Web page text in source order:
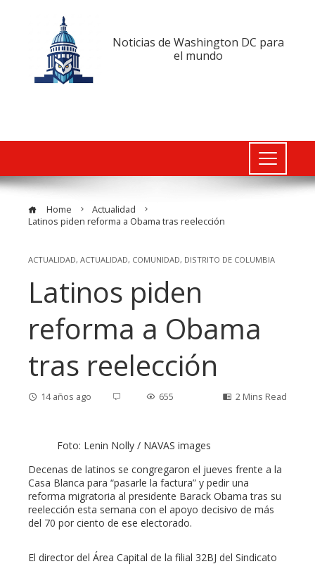
Noticias de Washington DC para
el mundo
Home
Actualidad
Latinos piden reforma a Obama tras reelección
ACTUALIDAD, ACTUALIDAD, COMUNIDAD, DISTRITO DE COLUMBIA
Latinos piden
reforma a Obama
tras reelección
14 años ago 655 2 Mins Read
Foto: Lenin Nolly / NAVAS images
Decenas de latinos se congregaron el jueves frente a la
Casa Blanca para “pasarle la factura” y pedir una
reforma migratoria al presidente Barack Obama tras su
reelección esta semana con el apoyo decisivo de más
del 70 por ciento de ese electorado.
El director del Área Capital de la filial 32BJ del Sindicato